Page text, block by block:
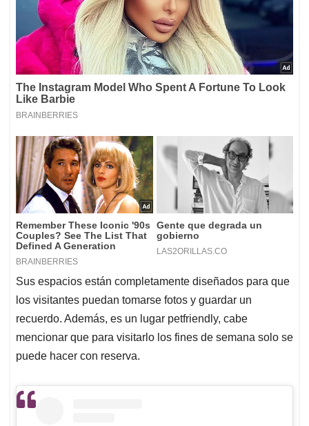
Sus espacios están completamente diseñados para que
los visitantes puedan tomarse fotos y guardar un
recuerdo. Además, es un lugar petfriendly, cabe
mencionar que para visitarlo los fines de semana solo se
puede hacer con reserva.